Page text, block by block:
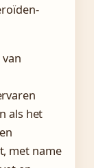
als het
met name